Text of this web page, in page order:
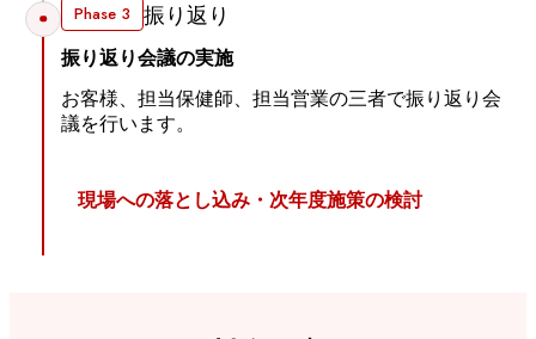
Phase 3 振り返り
振り返り会議の実施
お客様、担当保健師、担当営業の三者で振り返り会
議を行います。
現場への落とし込み・次年度施策の検討